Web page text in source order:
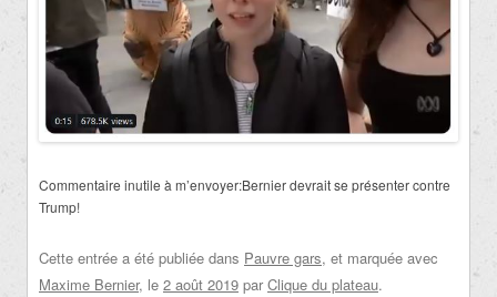
Commentaire inutile à m’envoyer:Bernier devrait se présenter contre
Trump!
Cette entrée a été publiée dans Pauvre gars, et marquée avec
Maxime Bernier, le 2 août 2019 par Clique du plateau.